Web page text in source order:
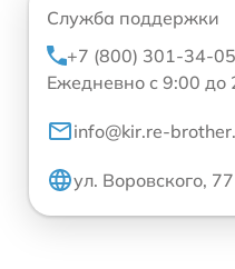
Служба поддержки
+7 (800) 301-34-05
Ежедневно с 9:00 до
info@kir.re-
ул. Воровского, 77